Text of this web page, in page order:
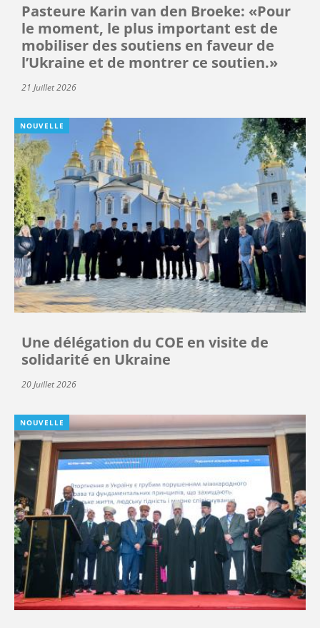
Pasteure Karin van den Broeke: «Pour
le moment, le plus important est de
mobiliser des soutiens en faveur de
l’Ukraine et de montrer ce soutien.»
21 Juillet 2026
NOUVELLE
Une délégation du COE en visite de
solidarité en Ukraine
20 Juillet 2026
NOUVELLE